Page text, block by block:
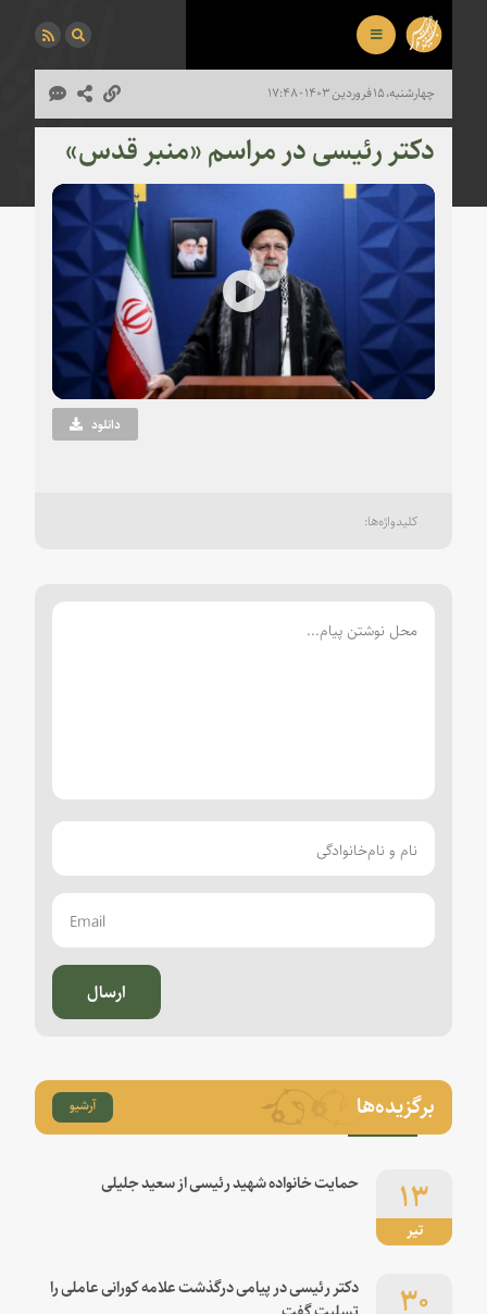
چهارشنبه، ۱۵ فروردین ۱۴۰۳ - ۱۷:۴۸
دکتر رئیسی در مراسم «منبر قدس»
Play
Video دانلود
ارسال
برگزیده‌ها آرشیو
تیر
۱۳ حمایت خانواده شهید رئیسی از سعید جلیلی
۳۰
دکتر رئیسی در پیامی درگذشت علامه کورانی عاملی را